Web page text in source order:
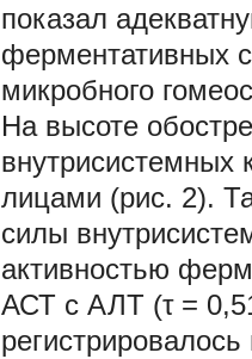
показал
ферментативных
микробного
На высоте
внутрисистемных
лицами (рис. 2).
силы
активностью
АСТ с АЛТ (τ =